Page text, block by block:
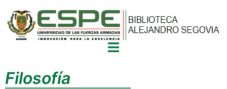
Filosofía